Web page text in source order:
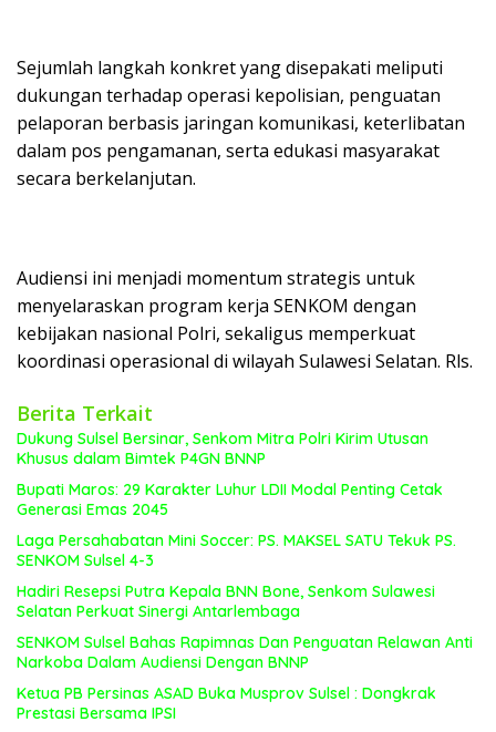
Sejumlah langkah konkret yang disepakati meliputi
dukungan terhadap operasi kepolisian, penguatan
pelaporan berbasis jaringan komunikasi, keterlibatan
dalam pos pengamanan, serta edukasi masyarakat
secara berkelanjutan.
Audiensi ini menjadi momentum strategis untuk
menyelaraskan program kerja SENKOM dengan
kebijakan nasional Polri, sekaligus memperkuat
koordinasi operasional di wilayah Sulawesi Selatan. Rls.
Berita Terkait
Dukung Sulsel Bersinar, Senkom Mitra Polri Kirim Utusan
Khusus dalam Bimtek P4GN BNNP
Bupati Maros: 29 Karakter Luhur LDII Modal Penting Cetak
Generasi Emas 2045
Laga Persahabatan Mini Soccer: PS. MAKSEL SATU Tekuk PS.
SENKOM Sulsel 4-3
Hadiri Resepsi Putra Kepala BNN Bone, Senkom Sulawesi
Selatan Perkuat Sinergi Antarlembaga
SENKOM Sulsel Bahas Rapimnas Dan Penguatan Relawan Anti
Narkoba Dalam Audiensi Dengan BNNP
Ketua PB Persinas ASAD Buka Musprov Sulsel : Dongkrak
Prestasi Bersama IPSI